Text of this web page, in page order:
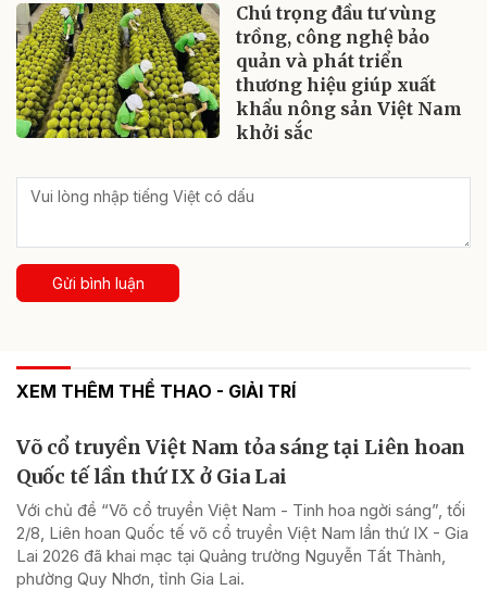
Chú trọng đầu tư vùng
trồng, công nghệ bảo
quản và phát triển
thương hiệu giúp xuất
khẩu nông sản Việt Nam
khởi sắc
Gửi bình luận
XEM THÊM THỂ THAO - GIẢI TRÍ
Võ cổ truyền Việt Nam tỏa sáng tại Liên hoan
Quốc tế lần thứ IX ở Gia Lai
Với chủ đề “Võ cổ truyền Việt Nam - Tinh hoa ngời sáng”, tối
2/8, Liên hoan Quốc tế võ cổ truyền Việt Nam lần thứ IX - Gia
Lai 2026 đã khai mạc tại Quảng trường Nguyễn Tất Thành,
phường Quy Nhơn, tỉnh Gia Lai.